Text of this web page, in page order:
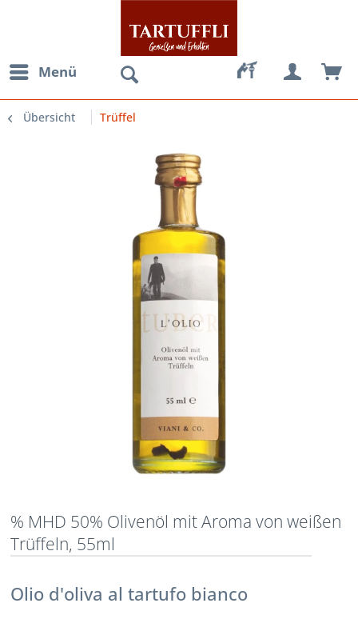
Menü
Übersicht Trüffel
% MHD 50% Olivenöl mit Aroma von weißen
Trüffeln, 55ml
Olio d'oliva al tartufo bianco